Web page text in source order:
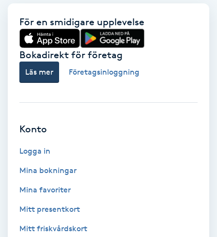
Healing
Herrklippning
Hollywood Peel
Hot Stone Massage
Hudföryngring
Huduppstramning
För en smidigare upplevelse
Bokadirekt för företag
Läs mer Företagsinloggning
Konto
Logga in
Mina bokningar
Mina favoriter
Mitt presentkort
Mitt friskvårdskort